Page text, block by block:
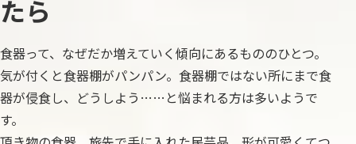
たら
食器って、なぜだか増えていく傾向にあるもののひとつ。
気が付くと食器棚がパンパン。食器棚ではない所にまで食
器が侵食し、どうしよう……と悩まれる方は多いようで
す。